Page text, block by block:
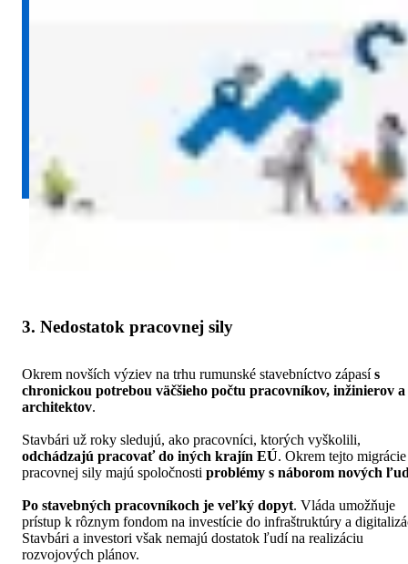
3. Nedostatok pracovnej sily
Okrem novších výziev na trhu rumunské stavebníctvo zápasís
chronickou potrebou väčšieho počtu pracovníkov, inžinierov a
architektov.
Stavbári už roky sledujú, ako pracovníci, ktorých vyškolili,
odchádzajú pracovať do iných krajín EÚ. Okrem tejto migrácie
pracovnej sily majú spoločnosti problémy s náborom nových
Po stavebných pracovníkoch je veľký dopyt. Vláda umožňuje
prístup k rôznym fondom na investície do infraštruktúry a
Stavbári a investori však nemajú dostatok ľudí na realizáciu
rozvojových plánov.